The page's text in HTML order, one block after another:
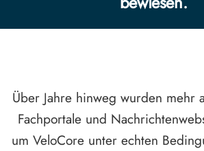
Über Jahre hinweg wurden mehr
Fachportale und
um VeloCore unter echten